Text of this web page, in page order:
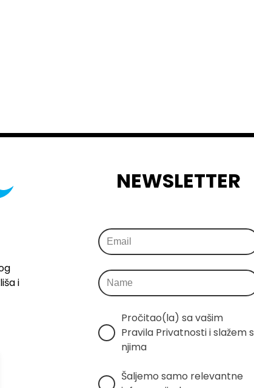
i
NEWSLETTER
Pročitao(la) sa vašim
Pravila Privatnosti i slažem s
njima
Šaljemo samo relevantne